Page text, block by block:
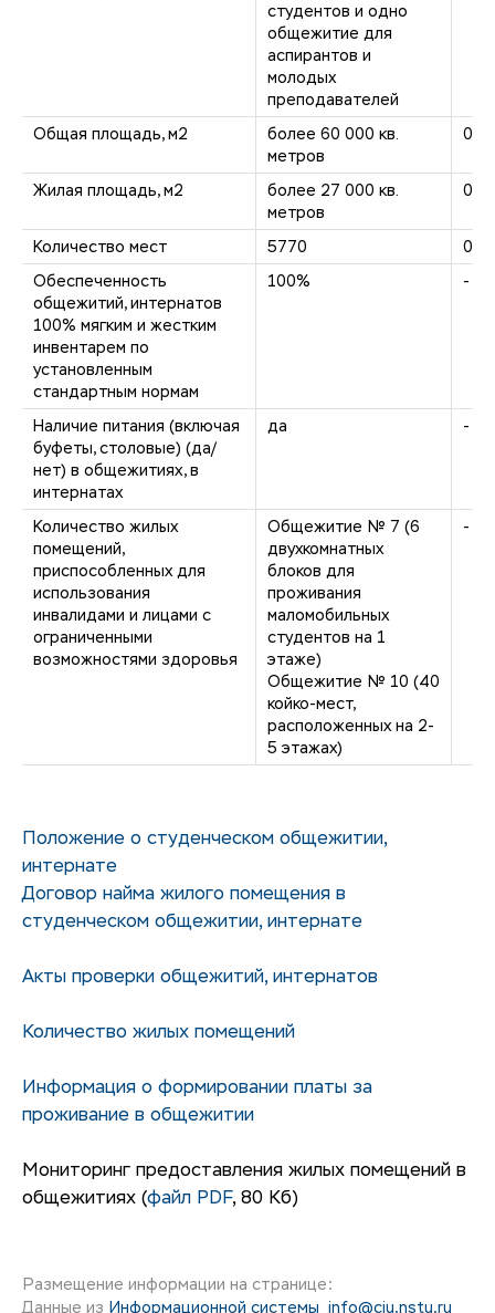
студентов и одно
общежитие для
аспирантов и
молодых
преподавателей
Общая площадь, м2
более 60 000 кв.
метров
0
Жилая площадь, м2
более 27 000 кв.
метров
0
Количество мест 5770
0
Обеспеченность
общежитий, интернатов
100% мягким и жестким
инвентарем по
установленным
стандартным нормам
100% -
Наличие питания (включая
буфеты, столовые) (да/
нет) в общежитиях, в
интернатах
да -
Количество жилых
помещений,
приспособленных для
использования
инвалидами и лицами с
ограниченными
возможностями здоровья
Общежитие № 7 (6
двухкомнатных
блоков для
проживания
маломобильных
студентов на 1
этаже)
Общежитие № 10 (40
койко-мест,
расположенных на 2-
5 этажах)
-
Положение о студенческом общежитии,
интернате
Договор найма жилого помещения в
студенческом общежитии, интернате
Акты проверки общежитий, интернатов
Количество жилых помещений
Информация о формировании платы за
проживание в общежитии
Мониторинг предоставления жилых помещений в
общежитиях (файл PDF, 80 Кб)
Размещение информации на странице:
Данные из Информационной системы info@ciu.nstu.ru